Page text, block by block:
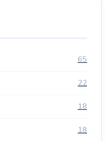
65
22
18
18